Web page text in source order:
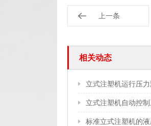
上一条
相关动态
立式注塑机运行压
标准立式注塑机的